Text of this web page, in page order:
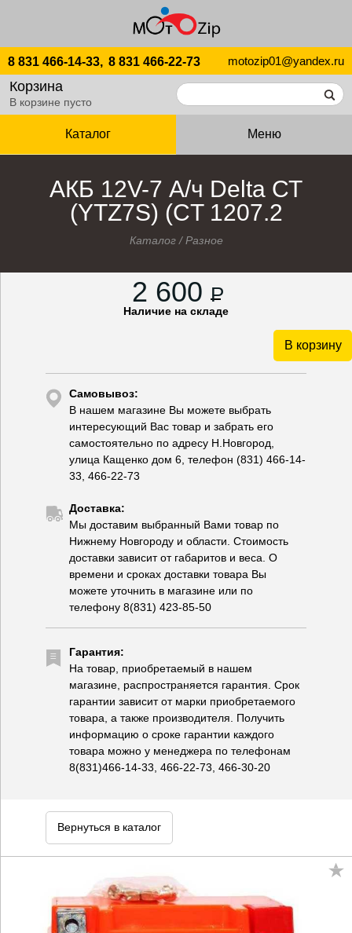
8 831 466-14-33, 8 831 466-22-73 motozip01@yandex.ru
Корзина
В корзине пусто
Каталог Меню
АКБ 12V-7 А/ч Delta СТ
(YTZ7S) (CT 1207.2
Каталог/Разное
2 600 P
Наличие на складе
В корзину
Самовывоз:
В нашем магазине Вы можете выбрать
интересующий Вас товар и забрать его
самостоятельно по адресу Н.Новгород,
улица Кащенко дом 6, телефон (831) 466-14-
33, 466-22-73
Доставка:
Мы доставим выбранный Вами товар по
Нижнему Новгороду и области. Стоимость
доставки зависит от габаритов и веса. О
времени и сроках доставки товара Вы
можете уточнить в магазине или по
телефону 8(831) 423-85-50
Гарантия:
На товар, приобретаемый в нашем
магазине, распространяется гарантия. Срок
гарантии зависит от марки приобретаемого
товара, а также производителя. Получить
информацию о сроке гарантии каждого
товара можно у менеджера по телефонам
8(831)466-14-33, 466-22-73, 466-30-20
Вернуться в каталог